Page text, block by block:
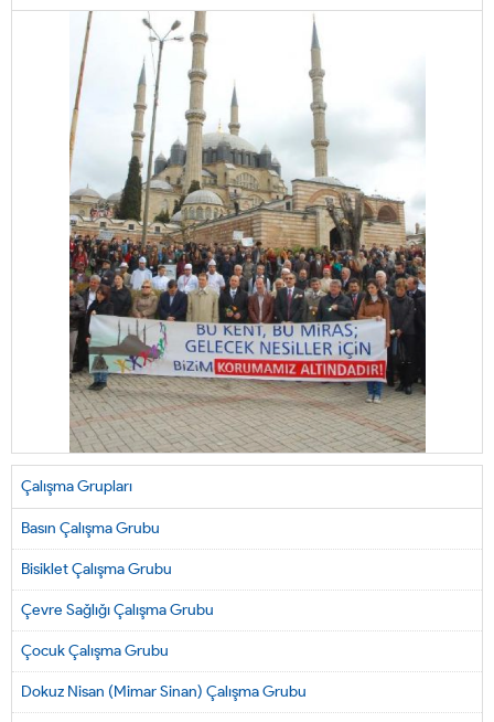
Çalışma Grupları
Basın Çalışma Grubu
Bisiklet Çalışma Grubu
Çevre Sağlığı Çalışma Grubu
Çocuk Çalışma Grubu
Dokuz Nisan (Mimar Sinan) Çalışma Grubu